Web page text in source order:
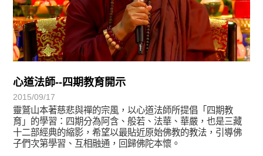
心道法師--四期教育開示
2015/09/17
靈鷲山本著慈悲與禪的宗風，以心道法師所提倡「四期教
育」的學習：四期分為阿含、般若、法華、華嚴，也是三藏
十二部經典的縮影，希望以最貼近原始佛教的教法，引導佛
子們次第學習、互相融通，回歸佛陀本懷。